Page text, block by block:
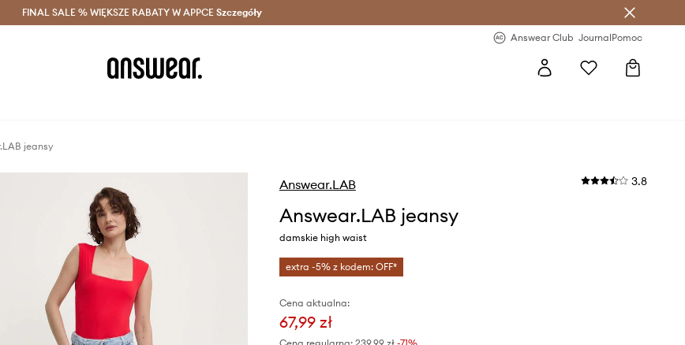
z Answear Club > Dostawa nawet w 24h >
FINAL SALE % WIĘKSZE RABATY W APPCE Szczegóły
Answear Club JournalPomoc
jeansy
Answear.LAB 3.8
Answear.LAB jeansy
damskie high waist
extra -5% z kodem: OFF*
Cena aktualna:
67,99 zł